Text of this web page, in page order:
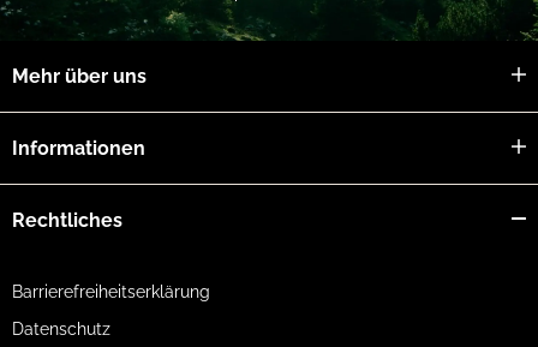
Mehr über uns
Informationen
Rechtliches
Barrierefreiheitserklärung
Datenschutz